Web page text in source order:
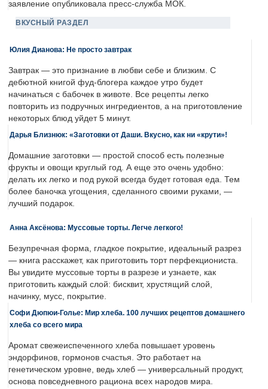
заявление опубликовала пресс-служба МОК.
ВКУСНЫЙ РАЗДЕЛ
Юлия Дианова: Не просто завтрак
Завтрак — это признание в любви себе и близким. С
дебютной книгой фуд-блогера каждое утро будет
начинаться с бабочек в животе. Все рецепты легко
повторить из подручных ингредиентов, а на приготовление
некоторых блюд уйдет 5 минут.
Дарья Близнюк: «Заготовки от Даши. Вкусно, как ни «крути»!
Домашние заготовки — простой способ есть полезные
фрукты и овощи круглый год. А еще это очень удобно:
делать их легко и под рукой всегда будет готовая еда. Тем
более баночка угощения, сделанного своими руками, —
лучший подарок.
Анна Аксёнова: Муссовые торты. Легче легкого!
Безупречная форма, гладкое покрытие, идеальный разрез
— книга расскажет, как приготовить торт перфекциониста.
Вы увидите муссовые торты в разрезе и узнаете, как
приготовить каждый слой: бисквит, хрустящий слой,
начинку, мусс, покрытие.
Софи Дюпюи-Голье: Мир хлеба. 100 лучших рецептов домашнего
хлеба со всего мира
Аромат свежеиспеченного хлеба повышает уровень
эндорфинов, гормонов счастья. Это работает на
генетическом уровне, ведь хлеб — универсальный продукт,
основа повседневного рациона всех народов мира.